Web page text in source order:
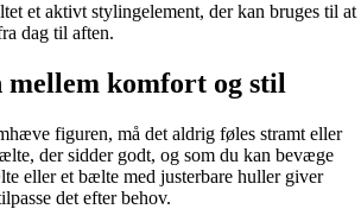
et aktivt stylingelement, der kan bruges til at
dag til aften.
mellem komfort og stil
figuren, må det aldrig føles stramt eller
der sidder godt, og som du kan bevæge
eller et bælte med justerbare huller giver
det efter behov.